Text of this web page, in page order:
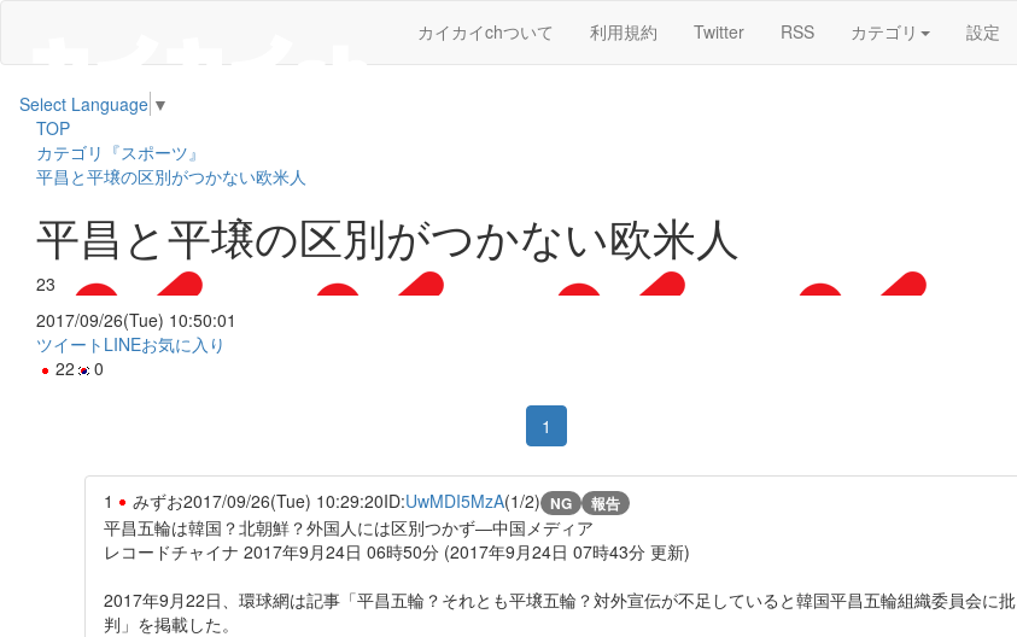
カイカイchついて 利用規約 Twitter RSS カテゴリ 設定
Select Language ▼
TOP
カテゴリ『スポーツ』
平昌と平壌の区別がつかない欧米人
平昌と平壌の区別がつかない欧米人
23
2017/09/26(Tue) 10:50:01
ツイート LINEお気に入り
22
0
1
1 みずお2017/09/26(Tue) 10:29:20ID:UwMDI5MzA(1/2) NG 報告
平昌五輪は韓国？北朝鮮？外国人には区別つかず―中国メディア
レコードチャイナ 2017年9月24日 06時50分 (2017年9月24日 07時43分 更新)
2017年9月22日、環球網は記事「平昌五輪？それとも平壌五輪？対外宣伝が不足していると韓国平昌五輪組織委員会に批
判」を掲載した。